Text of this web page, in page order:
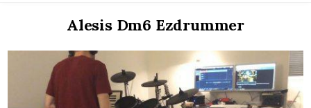
Alesis Dm6 Ezdrummer